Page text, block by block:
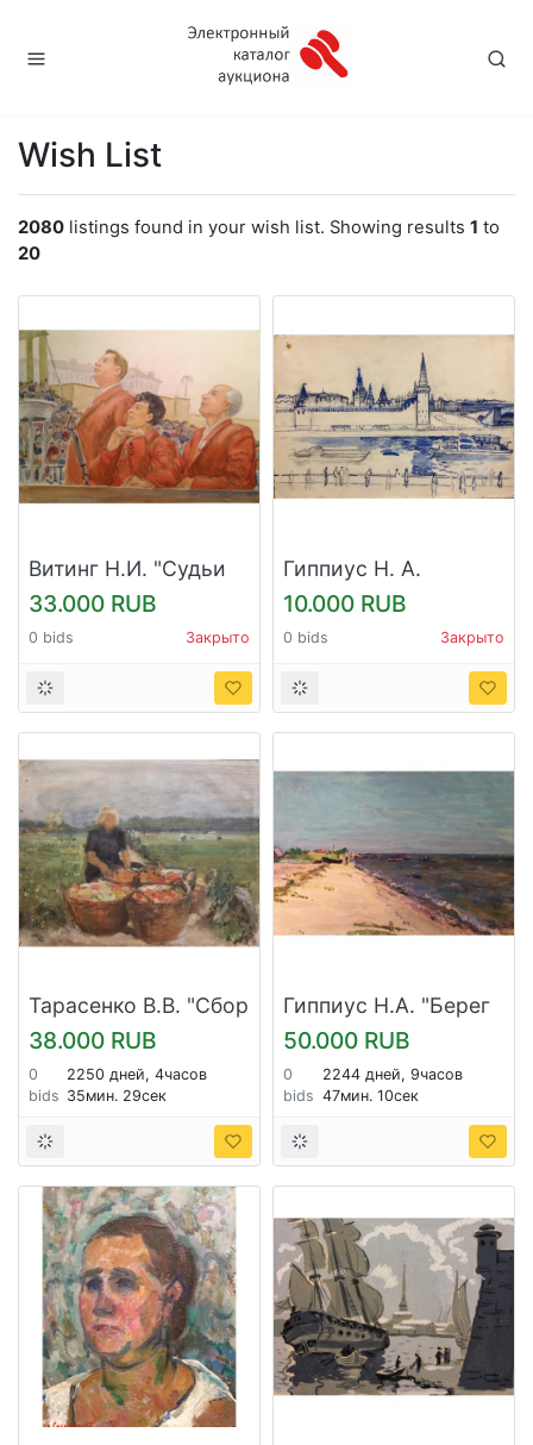
Wish List
2080 listings found in your wish list. Showing results 1 to
20
Витинг Н.И. "Судьи
на Всесоюзной
спартакиаде.
Москва"
33.000 RUB
0 bids Закрыто
Гиппиус Н. А.
"Набережная. Вид на
Кремль"
10.000 RUB
0 bids Закрыто
Тарасенко В.В. "Сбор
помидор"
38.000 RUB
0
bids
2250 дней, 4часов
35мин. 29сек
Гиппиус Н.А. "Берег
моря"
50.000 RUB
0
bids
2244 дней, 9часов
47мин. 10сек